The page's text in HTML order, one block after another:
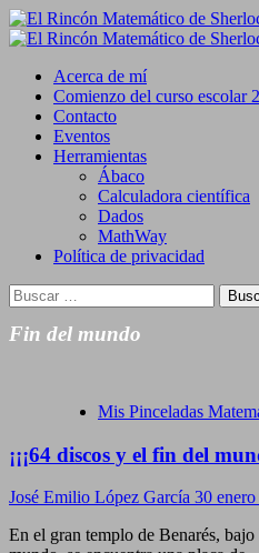
Saltar
al
Primary
Acerca de mí
Comienzo del curso escolar
Contacto
Eventos
Herramientas
Ábaco
Calculadora científica
Dados
MathWay
Política de privacidad
Buscar:
Fin del mundo
Mis Pinceladas
¡¡¡64 discos y el fin del
José Emilio López García 30 enero
En el gran templo de Benarés,